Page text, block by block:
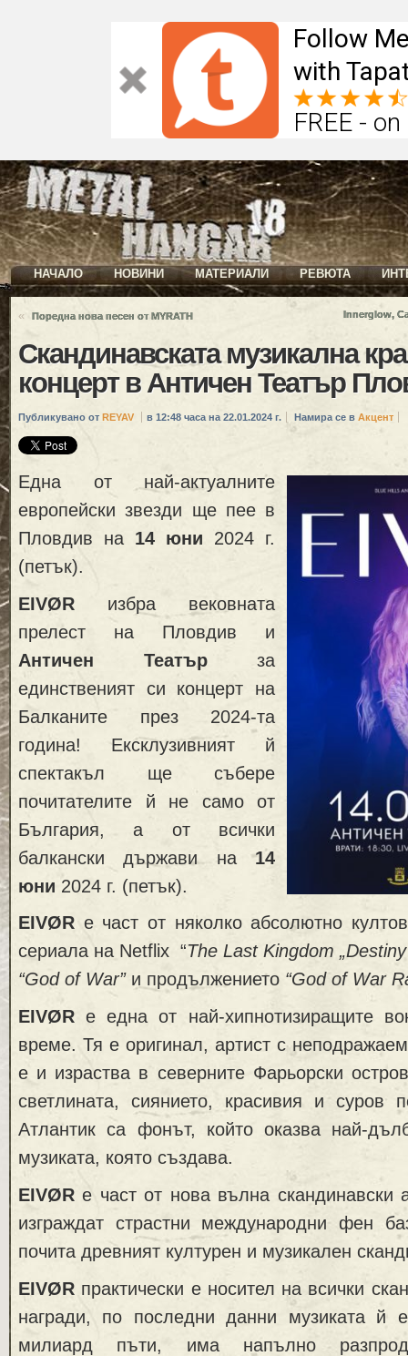
Follow
with
FREE -
НАЧАЛО НОВИНИ МАТЕРИАЛИ РЕВЮТА
« Поредна нова песен от MYRATH Innerglow,
Скандинавската музикална
концерт в Античен Театър
Публикувано от REYAV в 12:48 часа на 22.01.2024 г. Намира се в Акцент
Една от най-актуалните
европейски звезди ще пее в
Пловдив на 14 юни 2024 г.
(петък).
EIVØR избра вековната
прелест на Пловдив и
Античен Театърза
единственият си концерт на
Балканите през 2024-та
година! Ексклузивният й
спектакъл ще събере
почитателите й не само от
България, а от всички
балкански държави на14
юни 2024 г. (петък).
EIVØR е част от няколко абсолютно
сериала на Netflix “The Last Kingdom „Destiny
“God of War”и продължението “God of War
EIVØR е една от най-хипнотизиращите
време. Тя е оригинал, артист с
е и израства в северните Фарьорски
светлината, сиянието, красивия и суров
Атлантик са фонът, който оказва най-
музиката, която създава.
EIVØR е част от нова вълна скандинавски
изграждат страстни международни фен
почита древният културен и музикален
EIVØR практически е носител на всички
награди, по последни данни музиката й
милиард пъти, има напълно